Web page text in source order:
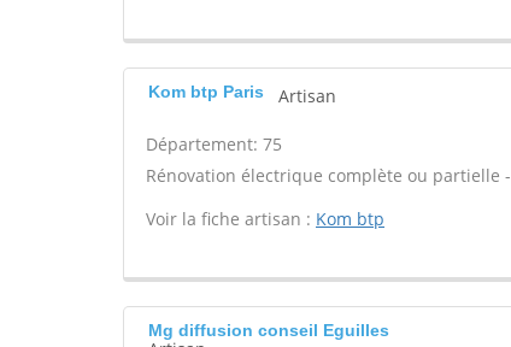
Kom btp Paris Artisan
Département: 75
Rénovation électrique complète ou partielle -
Voir la fiche artisan : Kom btp
Mg diffusion conseil Eguilles